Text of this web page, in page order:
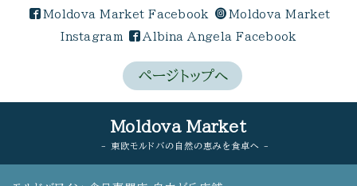
Moldova Market Facebook
Moldova Market
Instagram
Albina Angela Facebook
ページトップへ
Moldova Market
- 東欧モルドバの自然の恵みを食卓へ -